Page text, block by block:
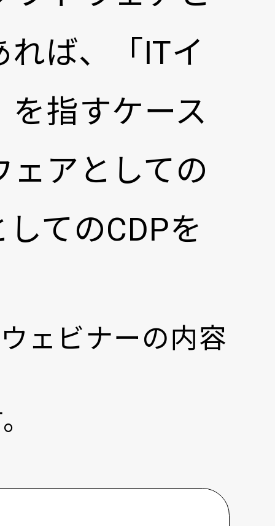
ば、「ITイ
指すケース
アとしての
てのCDPを
ェビナーの内容